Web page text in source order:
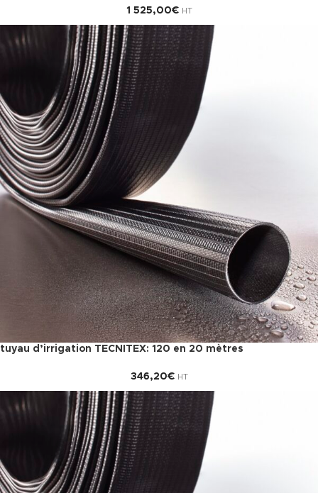
1 525,00€ HT
tuyau d’irrigation TECNITEX: 120 en 20 mètres
346,20€ HT